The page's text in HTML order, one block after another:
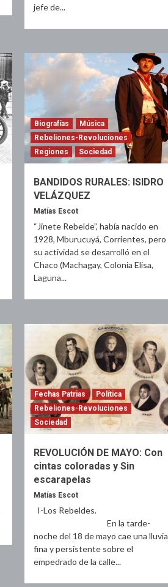
jefe de...
Biografías
Música
Rebeliones-Revoluciones
Regiones
Sociedad
BANDIDOS RURALES: ISIDRO
VELÁZQUEZ
Matías Escot
“Jinete Rebelde”, había nacido en
1928, Mburucuyá, Corrientes, pero
su actividad se desarrolló en el
Chaco (Machagay, Colonia Elisa,
Laguna...
Fechas Patrias
Política
Rebeliones-Revoluciones
Sociedad
REVOLUCIÓN DE MAYO: Con
cintas coloradas y Sin
escarapelas
Matías Escot
I-Los Rebeldes.
En la tarde-
noche del 18 de mayo cae una lluvia
fina y persistente sobre el
empedrado de la calle...